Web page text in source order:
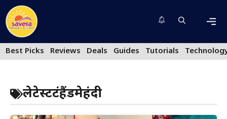
Skip
to
content
Best Picks
Reviews Deals Guides Tutorials
लेटेस्टफ्रंटहैंडमेहंदी